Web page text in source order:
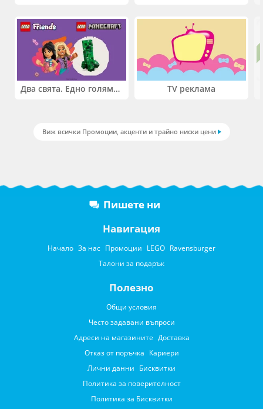
Два свята. Едно голямо приключение. Купи 2 продукта LEGO® Friends и/или LEGO® Minecraft и вземи -27% TV реклама
Виж всички Промоции, акценти и трайно ниски цени
Пишете ни
Навигация
Начало За нас Промоции LEGO Ravensburger
Талони за подарък
Полезно
Общи условия
Често задавани въпроси
Адреси на магазините Доставка
Отказ от поръчка Кариери
Лични данни Бисквитки
Политика за поверителност
Политика за Бисквитки